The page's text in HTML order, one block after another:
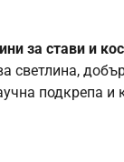
за стави и
светлина,
подкрепа